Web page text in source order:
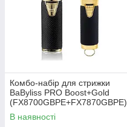
Комбо-набір для стрижки
BaByliss PRO Boost+Gold
(FX8700GBPE+FX7870GBPE)
В наявності